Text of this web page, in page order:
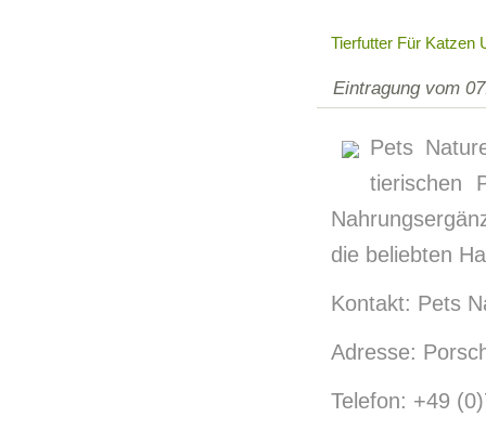
Tierfutter Für Katzen
Eintragung vom
Pets
tierischen
die beliebten
Kontakt: Pets
Adresse:
Telefon: +49